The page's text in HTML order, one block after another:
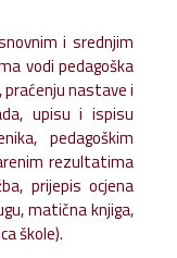
i srednjim
vodi pedagoška
praćenju nastave i
upisu i ispisu
pedagoškim
rezultatima
prijepis ocjena
matična knjiga,
škole).